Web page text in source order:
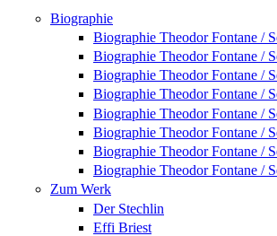
Biographie
Biographie Theodor Fontane /
Biographie Theodor Fontane /
Biographie Theodor Fontane /
Biographie Theodor Fontane /
Biographie Theodor Fontane /
Biographie Theodor Fontane /
Biographie Theodor Fontane /
Biographie Theodor Fontane /
Zum Werk
Der Stechlin
Effi Briest